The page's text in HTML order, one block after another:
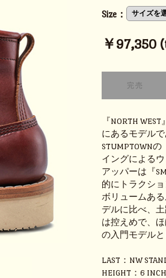
Size：
￥97,350
『NORTH
にあるモデルで
STUMPTOWN
イングによる
アッパーは『
的にトラクシ
ボリュームあ
デルに比べ、
は控えめで、
の入門モデルと
LAST：NW
HEIGHT：6 INCH